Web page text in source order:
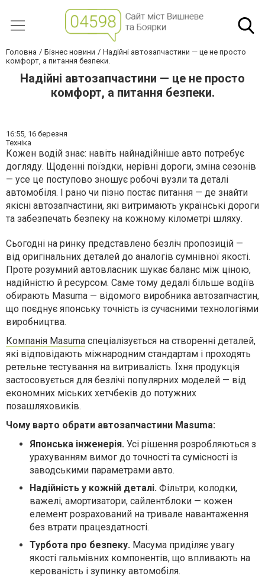
Головна Бізнес новини
Надійні автозапчастини — це не просто
комфорт, а питання безпеки.
Надійні автозапчастини — це не просто
комфорт, а питання безпеки.
16:55, 16 березня
Техніка
Кожен водій знає: навіть найнадійніше авто потребує
догляду. Щоденні поїздки, нерівні дороги, зміна сезонів
— усе це поступово зношує робочі вузли та деталі
автомобіля. І рано чи пізно постає питання — де знайти
якісні автозапчастини, які витримають українські дороги
та забезпечать безпеку на кожному кілометрі шляху.
Сьогодні на ринку представлено безліч пропозицій —
від оригінальних деталей до аналогів сумнівної якості.
Проте розумний автовласник шукає баланс між ціною,
надійністю й ресурсом. Саме тому дедалі більше водіїв
обирають Masuma — відомого виробника автозапчастин,
що поєднує японську точність із сучасними технологіями
виробництва.
Компанія Masuma спеціалізується на створенні деталей,
які відповідають міжнародним стандартам і проходять
ретельне тестування на витривалість. Їхня продукція
застосовується для безлічі популярних моделей — від
економних міських хетчбеків до потужних
позашляховиків.
Чому варто обрати автозапчастини Masuma:
Японська інженерія. Усі рішення розробляються з
урахуванням вимог до точності та сумісності із
заводськими параметрами авто.
Надійність у кожній деталі. Фільтри, колодки,
важелі, амортизатори, сайлентблоки — кожен
елемент розрахований на тривале навантаження
без втрати працездатності.
Турбота про безпеку. Масума приділяє увагу
якості гальмівних компонентів, що впливають на
керованість і зупинку автомобіля.